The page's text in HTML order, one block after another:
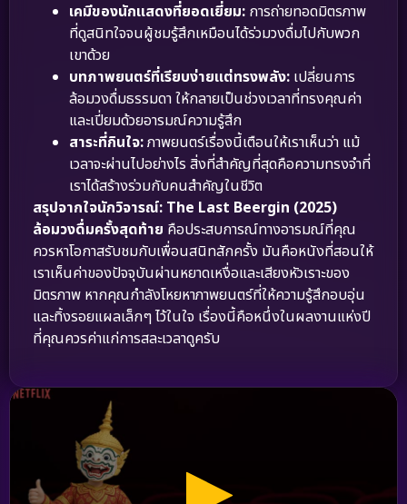
เคมีของนักแสดงที่ยอดเยี่ยม: การถ่ายทอดมิตรภาพ
ที่ดูสนิทใจจนผู้ชมรู้สึกเหมือนได้ร่วมวงดื่มไปกับพวก
เขาด้วย
บทภาพยนตร์ที่เรียบง่ายแต่ทรงพลัง: เปลี่ยนการ
ล้อมวงดื่มธรรมดา ให้กลายเป็นช่วงเวลาที่ทรงคุณค่า
และเปี่ยมด้วยอารมณ์ความรู้สึก
สาระที่กินใจ:ภาพยนตร์เรื่องนี้เตือนให้เราเห็นว่า แม้
เวลาจะผ่านไปอย่างไร สิ่งที่สำคัญที่สุดคือความทรงจำที่
เราได้สร้างร่วมกับคนสำคัญในชีวิต
สรุปจากใจนักวิจารณ์: The Last Beergin (2025)
ล้อมวงดื่มครั้งสุดท้าย คือประสบการณ์ทางอารมณ์ที่คุณ
ควรหาโอกาสรับชมกับเพื่อนสนิทสักครั้ง มันคือหนังที่สอนให้
เราเห็นค่าของปัจจุบันผ่านหยาดเหงื่อและเสียงหัวเราะของ
มิตรภาพ หากคุณกำลังโหยหาภาพยนตร์ที่ให้ความรู้สึกอบอุ่น
และทิ้งรอยแผลเล็กๆ ไว้ในใจ เรื่องนี้คือหนึ่งในผลงานแห่งปี
ที่คุณควรค่าแก่การสละเวลาดูครับ